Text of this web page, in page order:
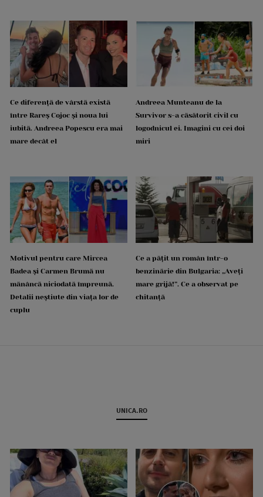
Ce diferență de vârstă există
între Rareș Cojoc și noua lui
iubită. Andreea Popescu era mai
mare decât el
Andreea Munteanu de la
Survivor s-a căsătorit civil cu
logodnicul ei. Imagini cu cei doi
miri
Motivul pentru care Mircea
Badea și Carmen Brumă nu
mănâncă niciodată împreună.
Detalii neștiute din viața lor de
cuplu
Ce a pățit un român într-o
benzinărie din Bulgaria: „Aveți
mare grijă!”. Ce a observat pe
chitanță
UNICA.RO